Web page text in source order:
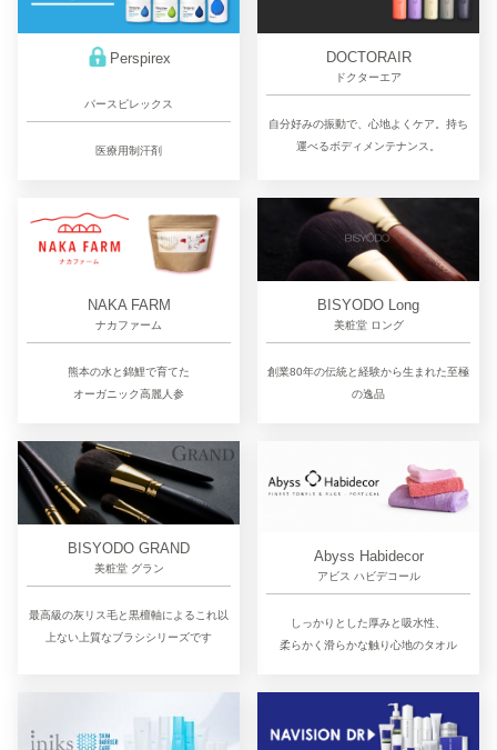
Perspirex
パースピレックス
医療用制汗剤
DOCTORAIR
ドクターエア
自分好みの振動で、心地よくケア。持ち
運べるボディメンテナンス。
NAKA FARM
ナカファーム
熊本の水と錦鯉で育てた
オーガニック高麗人参
BISYODO Long
美粧堂 ロング
創業80年の伝統と経験から生まれた至極
の逸品
BISYODO GRAND
美粧堂 グラン
最高級の灰リス毛と黒檀軸によるこれ以
上ない上質なブラシシリーズです
Abyss Habidecor
アビス ハビデコール
しっかりとした厚みと吸水性、
柔らかく滑らかな触り心地のタオル